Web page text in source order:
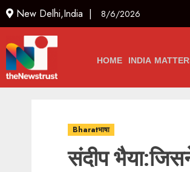
New Delhi,India | 8/6/2026
HOME INDIA
Bharatभाषा
संदीप